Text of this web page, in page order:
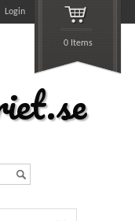
Login
0 Items